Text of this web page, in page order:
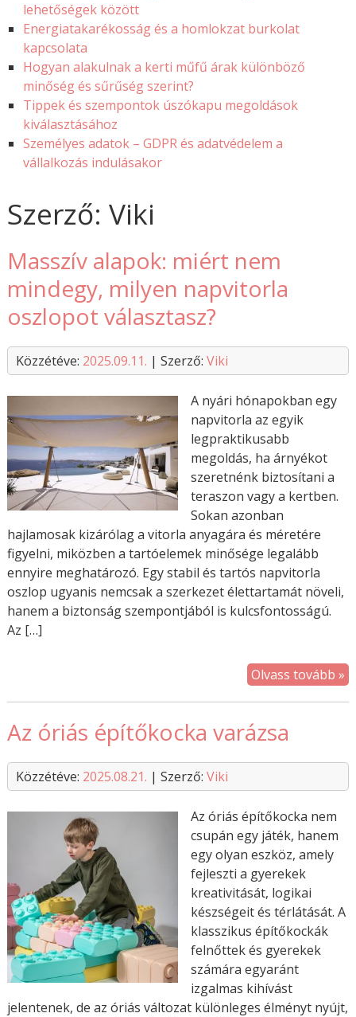
lehetőségek között
Energiatakarékosság és a homlokzat burkolat
kapcsolata
Hogyan alakulnak a kerti műfű árak különböző
minőség és sűrűség szerint?
Tippek és szempontok úszókapu megoldások
kiválasztásához
Személyes adatok – GDPR és adatvédelem a
vállalkozás indulásakor
Szerző: Viki
Masszív alapok: miért nem
mindegy, milyen napvitorla
oszlopot választasz?
Közzétéve: 2025.09.11. | Szerző: Viki
A nyári hónapokban egy
napvitorla az egyik
legpraktikusabb
megoldás, ha árnyékot
szeretnénk biztosítani a
teraszon vagy a kertben.
Sokan azonban
hajlamosak kizárólag a vitorla anyagára és méretére
figyelni, miközben a tartóelemek minősége legalább
ennyire meghatározó. Egy stabil és tartós napvitorla
oszlop ugyanis nemcsak a szerkezet élettartamát növeli,
hanem a biztonság szempontjából is kulcsfontosságú.
Az […]
Olvass tovább »
Az óriás építőkocka varázsa
Közzétéve: 2025.08.21. | Szerző: Viki
Az óriás építőkocka nem
csupán egy játék, hanem
egy olyan eszköz, amely
fejleszti a gyerekek
kreativitását, logikai
készségeit és térlátását. A
klasszikus építőkockák
felnőttek és gyerekek
számára egyaránt
izgalmas kihívást
jelentenek, de az óriás változat különleges élményt nyújt,